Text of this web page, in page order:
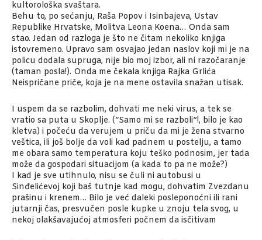
kultorološka svaštara.
Behu to, po sećanju, Raša Popov i Isinbajeva, Ustav
Republike Hrvatske, Molitva Leona Koena… Onda sam
stao. Jedan od razloga je što ne čitam nekoliko knjiga
istovremeno. Upravo sam osvajao jedan naslov koji mi je na
policu dodala supruga, nije bio moj izbor, ali ni razočaranje
(taman posla!). Onda me čekala knjiga Rajka Grlića
Neispričane priče, koja je na mene ostavila snažan utisak.
I uspem da se razbolim, dohvati me neki virus, a tek se
vratio sa puta u Skoplje. (“Samo mi se razboli”!, bilo je kao
kletva) i počeću da verujem u priču da mi je žena stvarno
veštica, ili još bolje da voli kad padnem u postelju, a tamo
me obara samo temperatura koju teško podnosim, jer tada
može da gospodari situacijom (a kada to pa ne može?)
I kad je sve utihnulo, nisu se čuli ni autobusi u
Sinđelićevoj koji baš tutnje kad mogu, dohvatim Zvezdanu
prašinu i krenem… Bilo je već daleki posleponoćni ili rani
jutarnji čas, presvučen posle kupke u znoju tela svog, u
nekoj olakšavajućoj atmosferi počnem da isčitivam